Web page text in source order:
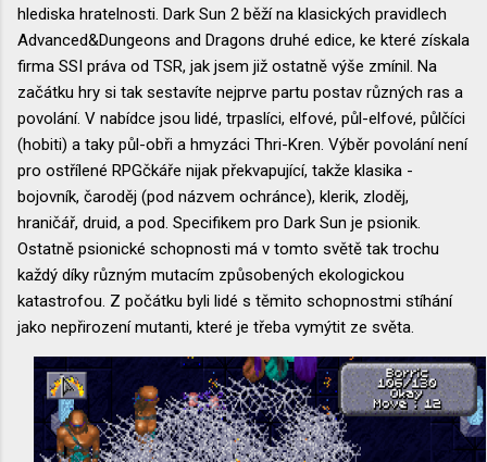
hlediska hratelnosti. Dark Sun 2 běží na klasických pravidlech
Advanced&Dungeons and Dragons druhé edice, ke které získala
firma SSI práva od TSR, jak jsem již ostatně výše zmínil. Na
začátku hry si tak sestavíte nejprve partu postav různých ras a
povolání. V nabídce jsou lidé, trpaslíci, elfové, půl-elfové, půlčíci
(hobiti) a taky půl-obři a hmyzáci Thri-Kren. Výběr povolání není
pro ostřílené RPGčkáře nijak překvapující, takže klasika -
bojovník, čaroděj (pod názvem ochránce), klerik, zloděj,
hraničář, druid, a pod. Specifikem pro Dark Sun je psionik.
Ostatně psionické schopnosti má v tomto světě tak trochu
každý díky různým mutacím způsobených ekologickou
katastrofou. Z počátku byli lidé s těmito schopnostmi stíhání
jako nepřirození mutanti, které je třeba vymýtit ze světa.